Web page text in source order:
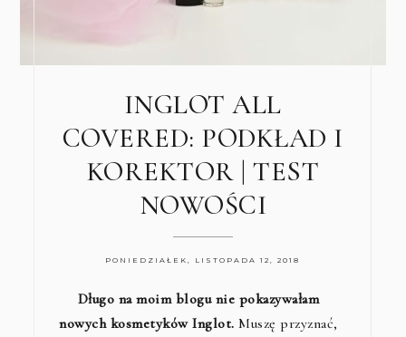
INGLOT ALL
COVERED: PODKŁAD I
KOREKTOR | TEST
NOWOŚCI
PONIEDZIAŁEK, LISTOPADA 12, 2018
Długo na moim blogu nie pokazywałam
nowych kosmetyków Inglot.Muszę przyznać,